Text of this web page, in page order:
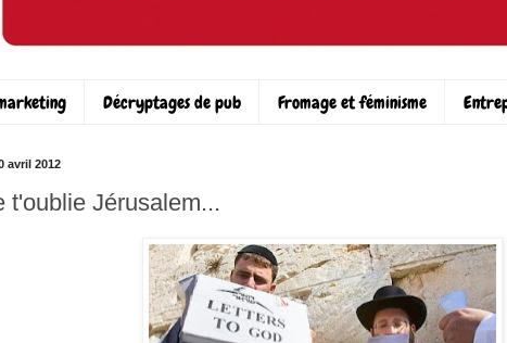
Décryptages de pub Fromage et féminisme
avril 2012
t'oublie Jérusalem...